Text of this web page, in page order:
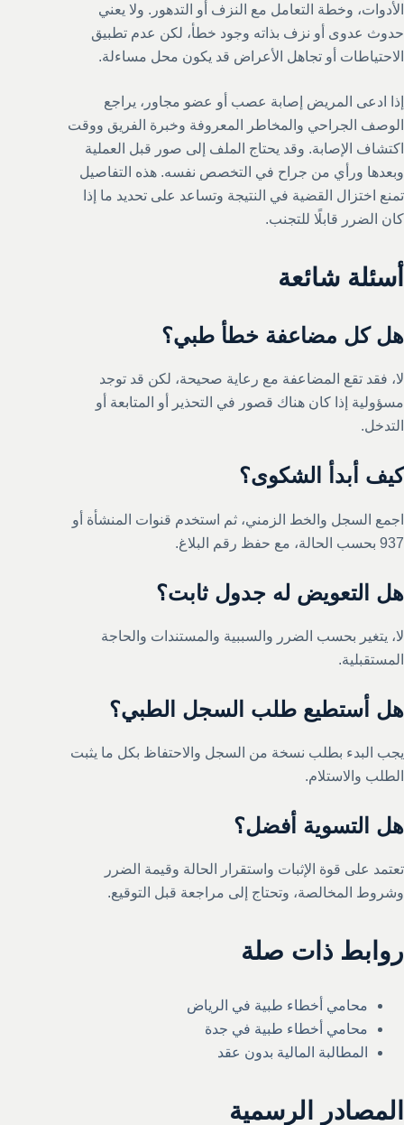
الأدوات، وخطة التعامل مع النزف أو التدهور. ولا يعني
حدوث عدوى أو نزف بذاته وجود خطأ، لكن عدم تطبيق
الاحتياطات أو تجاهل الأعراض قد يكون محل مساءلة.
إذا ادعى المريض إصابة عصب أو عضو مجاور، يراجع
الوصف الجراحي والمخاطر المعروفة وخبرة الفريق ووقت
اكتشاف الإصابة. وقد يحتاج الملف إلى صور قبل العملية
وبعدها ورأي من جراح في التخصص نفسه. هذه التفاصيل
تمنع اختزال القضية في النتيجة وتساعد على تحديد ما إذا
كان الضرر قابلًا للتجنب.
أسئلة شائعة
هل كل مضاعفة خطأ طبي؟
لا، فقد تقع المضاعفة مع رعاية صحيحة، لكن قد توجد
مسؤولية إذا كان هناك قصور في التحذير أو المتابعة أو
التدخل.
كيف أبدأ الشكوى؟
اجمع السجل والخط الزمني، ثم استخدم قنوات المنشأة أو
937 بحسب الحالة، مع حفظ رقم البلاغ.
هل التعويض له جدول ثابت؟
لا، يتغير بحسب الضرر والسببية والمستندات والحاجة
المستقبلية.
هل أستطيع طلب السجل الطبي؟
يجب البدء بطلب نسخة من السجل والاحتفاظ بكل ما يثبت
الطلب والاستلام.
هل التسوية أفضل؟
تعتمد على قوة الإثبات واستقرار الحالة وقيمة الضرر
وشروط المخالصة، وتحتاج إلى مراجعة قبل التوقيع.
روابط ذات صلة
محامي أخطاء طبية في الرياض
محامي أخطاء طبية في جدة
المطالبة المالية بدون عقد
المصادر الرسمية